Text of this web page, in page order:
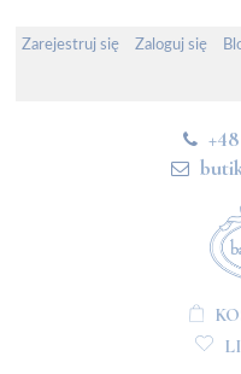
Zarejestruj się Zaloguj się